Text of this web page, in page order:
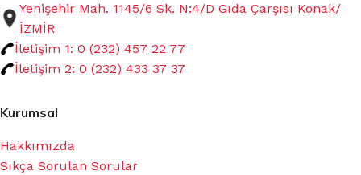
Yenişehir Mah. 1145/6 Sk. N:4/D Gıda Çarşısı Konak/
İZMİR
İletişim 1: 0 (232) 457 22 77
İletişim 2: 0 (232) 433 37 37
Kurumsal
Hakkımızda
Sıkça Sorulan Sorular